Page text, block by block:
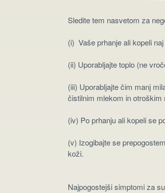
Sledite tem nasvetom za
(i) Vaše prhanje ali kopeli
(ii) Uporabljajte toplo (ne
(iii) Uporabljajte čim manj
čistilnim mlekom in otroškim
(iv) Po prhanju ali kopeli se
(v) Izogibajte se
koži.
Najpogostejši simptomi za